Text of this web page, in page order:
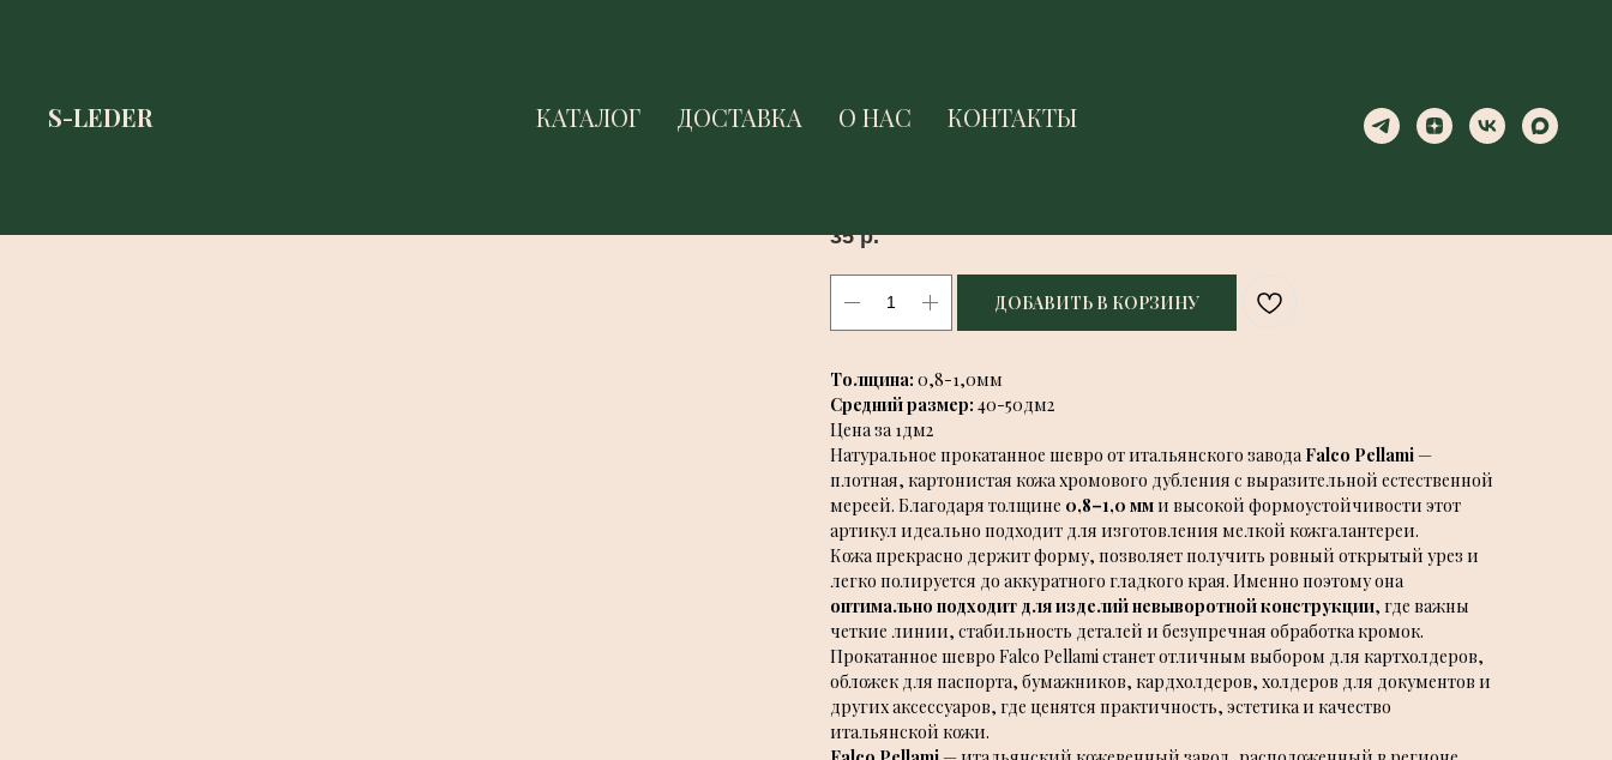
S-LEDER КАТАЛОГ ДОСТАВКА О НАС КОНТАКТЫ
35 р.
ДОБАВИТЬ В КОРЗИНУ
Толщина: 0,8-1,0мм
Средний размер: 40-50дм2
Цена за 1дм2
Натуральное прокатанное шевро от итальянского завода Falco Pellami—
плотная, картонистая кожа хромового дубления с выразительной естественной
мереей. Благодаря толщине 0,8–1,0 мми высокой формоустойчивости этот
артикул идеально подходит для изготовления мелкой кожгалантереи.
Кожа прекрасно держит форму, позволяет получить ровный открытый урез и
легко полируется до аккуратного гладкого края. Именно поэтому она
оптимально подходит для изделий невыворотной конструкции, где важны
четкие линии, стабильность деталей и безупречная обработка кромок.
Прокатанное шевро Falco Pellami станет отличным выбором для картхолдеров,
обложек для паспорта, бумажников, кардхолдеров, холдеров для документов и
других аксессуаров, где ценятся практичность, эстетика и качество
итальянской кожи.
S-LEDER КАТАЛОГ ДОСТАВКА О НАС КОНТАКТЫ